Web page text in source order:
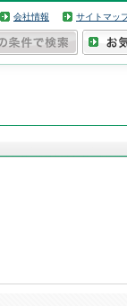
会社情報 サイトマッ